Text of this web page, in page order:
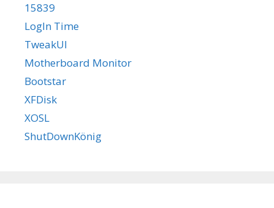
15839
LogIn Time
TweakUI
Motherboard Monitor
Bootstar
XFDisk
XOSL
ShutDownKönig